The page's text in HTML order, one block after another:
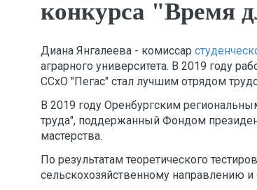
конкурса "Время
Диана Янгалеева - комиссар
аграрного университета. В 2019 году
ССхО "Пегас" стал лучшим отрядом
В 2019 году Оренбургским
труда", поддержанный Фондом
мастерства.
По результатам теоретического
сельскохозяйственному направлению